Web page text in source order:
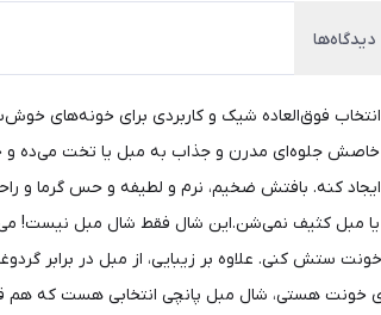
دیدگاه‌ها
مبل پانچی سایز ۱۶۰×۲۰۰ یه انتخاب فوق‌العاده شیک و
و خاصش جلوه‌ای مدرن و جذاب به مبل یا تخت می‌ده
کنه. بافتش ضخیم، نرم و لطیفه و حس گرما و
مبل کثیف نمی‌شن.این شال فقط شال مبل نیست!
ستش کنی. علاوه بر زیبایی، از مبل در برابر
خونت هستی، شال مبل پانچی انتخابی هست که هم